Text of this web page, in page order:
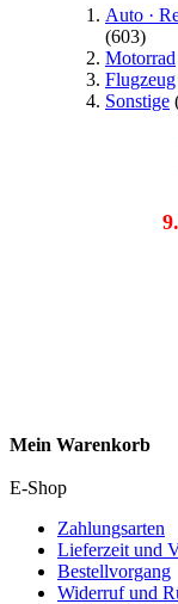
Auto ·
(603)
Motorrad
Flugzeug
Sonstige
Mein Warenkorb
E-Shop
Zahlungsarten
Lieferzeit und
Bestellvorgang
Widerruf und